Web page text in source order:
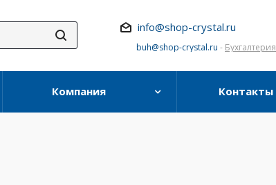
info@shop-crystal.ru
buh@shop-crystal.ru - Бухгалтерия
Компания Контакты